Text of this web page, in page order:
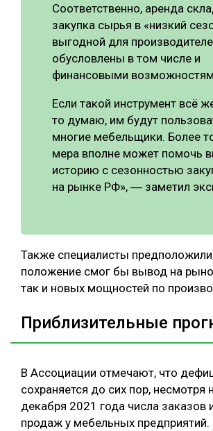
Соответственно, аренда
закупка сырья в «низкий
выгодной для
обусловлены в том числе и
финансовыми
Если такой инструмент всё
то думаю, им будут
многие мебельщики. Более
мера вполне может помочь
историю с сезонностью
на рынке РФ», ― заметил
Также специалисты
положение смог бы вывод на
так и новых мощностей по
Приблизительные
В Ассоциации отмечают, что
сохраняется до сих пор, несмотря
декабря 2021 года числа заказов
продаж у мебельных предприятий.